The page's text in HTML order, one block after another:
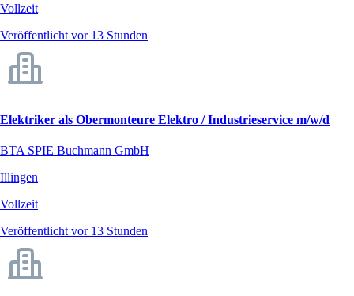
Vollzeit
Veröffentlicht vor 13 Stunden
Elektriker als Obermonteure Elektro / Industrieservice m/w/d
BTA SPIE Buchmann GmbH
Illingen
Vollzeit
Veröffentlicht vor 13 Stunden